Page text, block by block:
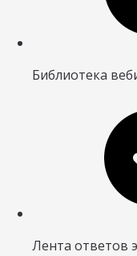
Библиотека
Лента ответов